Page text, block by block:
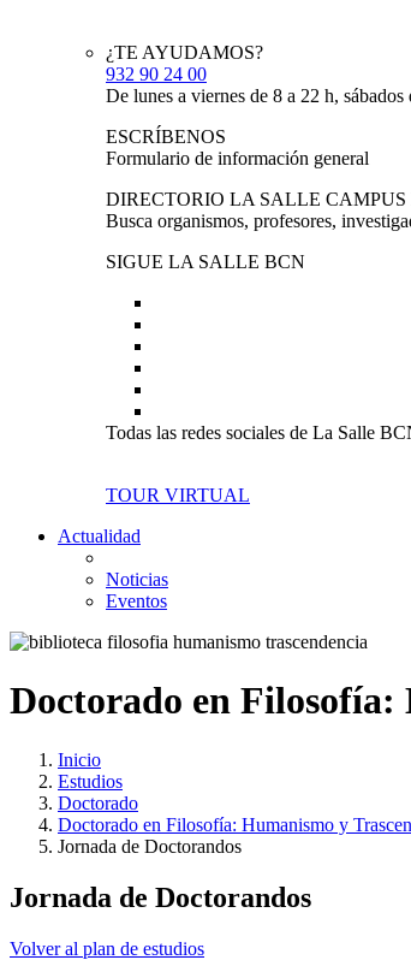
¿TE AYUDAMOS?
932 90 24 00
De lunes a viernes de 8 a 22 h, sábados
ESCRÍBENOS
Formulario de información general
DIRECTORIO LA SALLE
Busca organismos, profesores,
SIGUE LA SALLE BCN
Todas las redes sociales de La Salle
TOUR VIRTUAL
Actualidad
Noticias
Eventos
Doctorado en Filosofía:
Inicio
Estudios
Doctorado
Doctorado en Filosofía: Humanismo y
Jornada de Doctorandos
Jornada de Doctorandos
Volver al plan de estudios